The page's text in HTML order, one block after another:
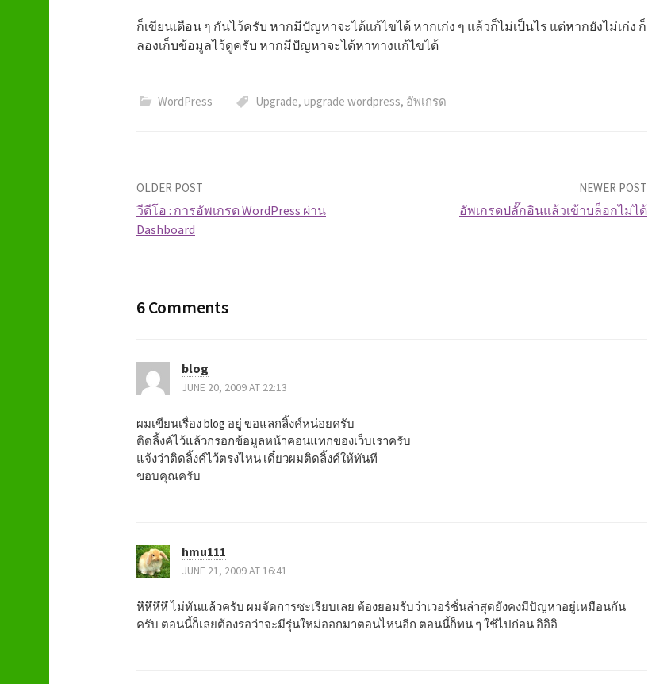
ก็เขียนเตือน ๆ กันไว้ครับ หากมีปัญหาจะได้แก้ไขได้ หากเก่ง ๆ แล้วก็ไม่เป็นไร แต่หากยังไม่เก่ง ก็
ลองเก็บข้อมูลไว้ดูครับ หากมีปัญหาจะได้หาทางแก้ไขได้
WordPress Upgrade, upgrade wordpress, อัพเกรด
s
t
n
a
v
a
t
OLDER POST
วีดีโอ : การอัพเกรด WordPress ผ่าน
Dashboard
NEWER POST
อัพเกรดปลั๊กอินแล้วเข้าบล็อกไม่ได้
6 Comments
blog
JUNE 20, 2009 AT 22:13
ผมเขียนเรื่อง blog อยู่ ขอแลกลิ้งค์หน่อยครับ
ติดลิ้งค์ไว้แล้วกรอกข้อมูลหน้าคอนแทกของเว็บเราครับ
แจ้งว่าติดลิ้งค์ไว้ตรงไหน เดี๋ยวผมติดลิ้งค์ให้ทันที
ขอบคุณครับ
hmu111
JUNE 21, 2009 AT 16:41
หึหึหึหึ ไม่ทันแล้วครับ ผมจัดการซะเรียบเลย ต้องยอมรับว่าเวอร์ชั่นล่าสุดยังคงมีปัญหาอยู่เหมือนกัน
ครับ ตอนนี้ก็เลยต้องรอว่าจะมีรุ่นใหม่ออกมาตอนไหนอีก ตอนนี้ก็ทน ๆ ใช้ไปก่อน อิอิอิ